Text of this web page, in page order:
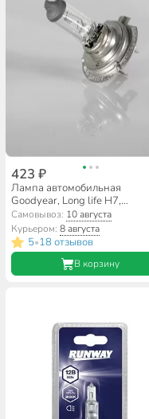
423 ₽
Лампа автомобильная
Goodyear, Long life Н7,
GY017123, 12V 55W PX26d
Самовывоз: 10 августа
Курьером:8 августа
5•18 отзывов
В корзину